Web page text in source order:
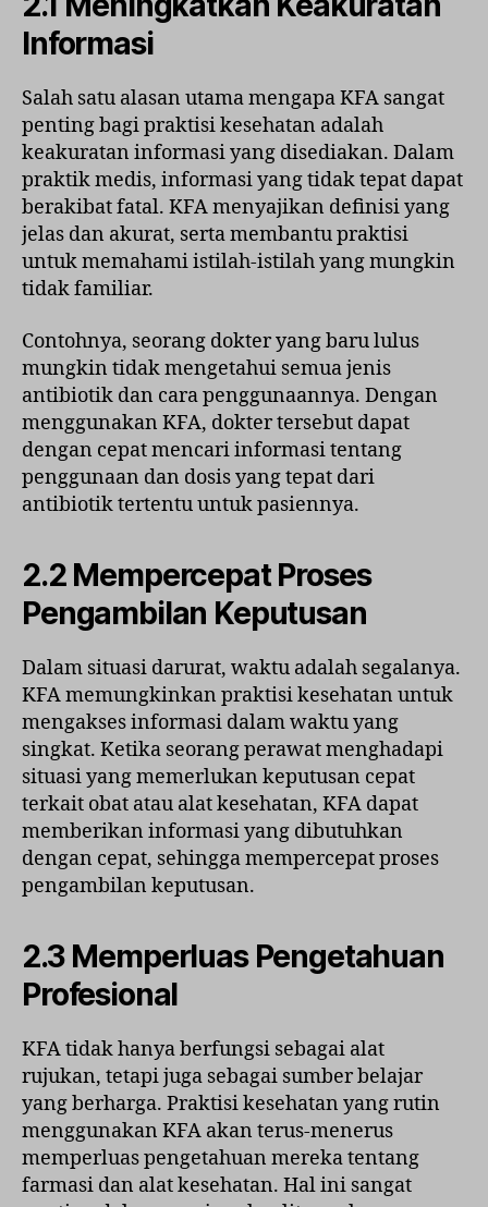
Informasi
Salah satu alasan utama mengapa KFA sangat
penting bagi praktisi kesehatan adalah
keakuratan informasi yang disediakan. Dalam
praktik medis, informasi yang tidak tepat dapat
berakibat fatal. KFA menyajikan definisi yang
jelas dan akurat, serta membantu praktisi
untuk memahami istilah-istilah yang mungkin
tidak familiar.
Contohnya, seorang dokter yang baru lulus
mungkin tidak mengetahui semua jenis
antibiotik dan cara penggunaannya. Dengan
menggunakan KFA, dokter tersebut dapat
dengan cepat mencari informasi tentang
penggunaan dan dosis yang tepat dari
antibiotik tertentu untuk pasiennya.
2.2 Mempercepat Proses
Pengambilan Keputusan
Dalam situasi darurat, waktu adalah segalanya.
KFA memungkinkan praktisi kesehatan untuk
mengakses informasi dalam waktu yang
singkat. Ketika seorang perawat menghadapi
situasi yang memerlukan keputusan cepat
terkait obat atau alat kesehatan, KFA dapat
memberikan informasi yang dibutuhkan
dengan cepat, sehingga mempercepat proses
pengambilan keputusan.
2.3 Memperluas Pengetahuan
Profesional
KFA tidak hanya berfungsi sebagai alat
rujukan, tetapi juga sebagai sumber belajar
yang berharga. Praktisi kesehatan yang rutin
menggunakan KFA akan terus-menerus
memperluas pengetahuan mereka tentang
farmasi dan alat kesehatan. Hal ini sangat